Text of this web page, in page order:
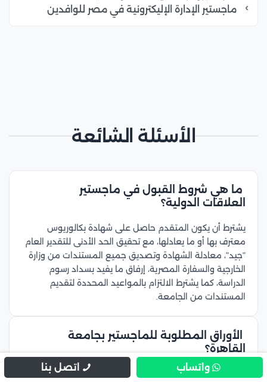
ماجستير الإدارة الإليكترونية في مصر للوافدين
الأسئلة الشائعة
ما هي شروط القبول في ماجستير
العلاقات الدولية؟
يشترط أن يكون المتقدم حاصل على شهادة بكالوريوس
معترف بها أو ما يعادلها، مع تحقيق الحد الأدنى للتقدير العام
"جيد"، معادلة الشهادة وتصديق جميع المستندات من وزارة
الخارجية والسفارة المصرية، إرفاق ما يفيد بسداد رسوم
الدراسة، كما يشترط الالتزام بالمواعيد المحددة لتقديم
المستندات من الجامعة.
الأوراق المطلوبة للماجستير بجامعة
القاهرة؟
يتعين على الطلاب تقديم شهادة البكالوريوس الأصلية مع
واتساب اتصل بنا